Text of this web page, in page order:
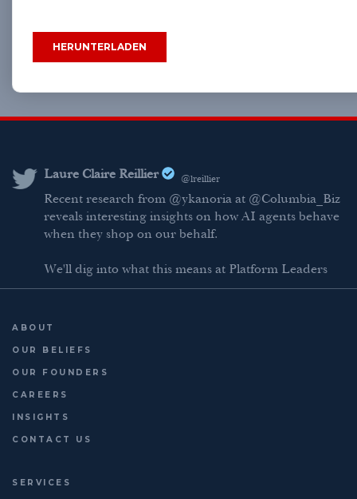
Laure Claire Reillier @lreillier
Recent research from @ykanoria at @Columbia_Biz
reveals interesting insights on how AI agents behave
when they shop on our behalf.
We'll dig into what this means at Platform Leaders
on 16 June.
http://platformleaders.com
ABOUT
OUR BELIEFS
OUR FOUNDERS
CAREERS
INSIGHTS
CONTACT US
SERVICES